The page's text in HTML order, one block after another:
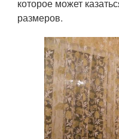
которое может
размеров.